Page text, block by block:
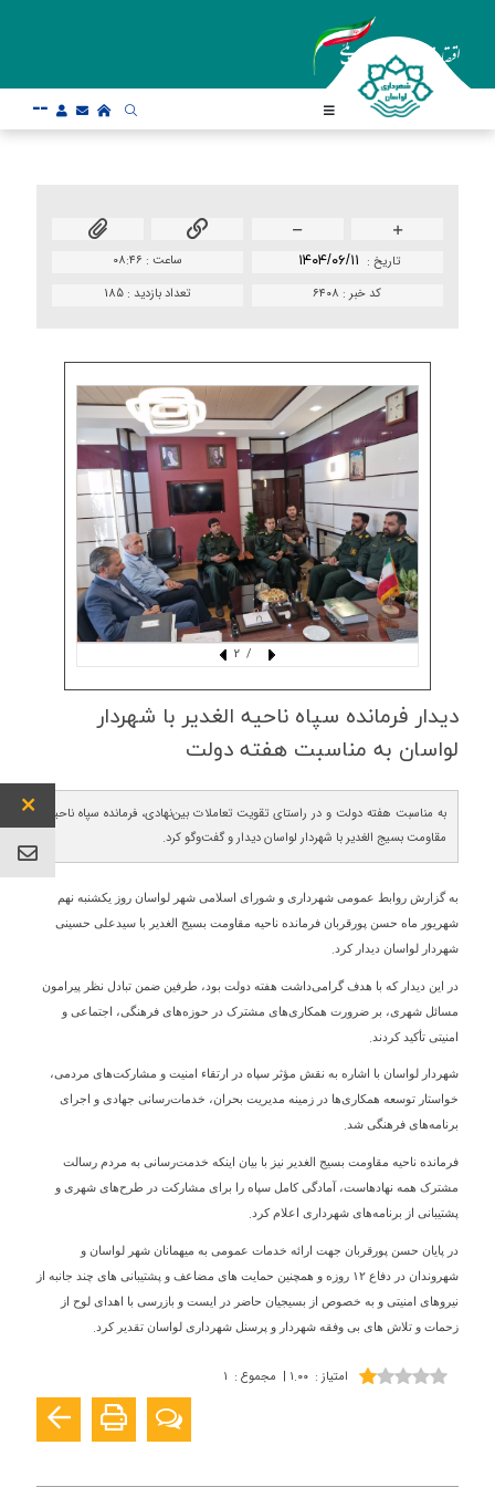
--
ساعت : ۰۸:۴۶ تاريخ : ۱۴۰۴/۰۶/۱۱
تعداد بازدید : 185 کد خبر : ۶۴۰۸
/ 2
دیدار فرمانده سپاه ناحیه الغدیر با شهردار
لواسان به مناسبت هفته دولت
به مناسبت هفته دولت و در راستای تقویت تعاملات بین‌نهادی، فرمانده سپاه ناحیه
مقاومت بسیج الغدیر با شهردار لواسان دیدار و گفت‌وگو کرد.
به گزارش روابط عمومی شهرداری و شورای اسلامی شهر لواسان روز یکشنبه نهم
شهریور ماه حسن پورقربان فرمانده ناحیه مقاومت بسیج الغدیر با سیدعلی حسینی
شهردار لواسان دیدار کرد .
در این دیدار که با هدف گرامی‌داشت هفته دولت بود، طرفین ضمن تبادل نظر پیرامون
مسائل شهری، بر ضرورت همکاری‌های مشترک در حوزه‌های فرهنگی، اجتماعی و
امنیتی تأکید کردند .
شهردار لواسان با اشاره به نقش مؤثر سپاه در ارتقاء امنیت و مشارکت‌های مردمی،
خواستار توسعه همکاری‌ها در زمینه مدیریت بحران، خدمات‌رسانی جهادی و اجرای
برنامه‌های فرهنگی شد .
فرمانده ناحیه مقاومت بسیج الغدیر نیز با بیان اینکه خدمت‌رسانی به مردم رسالت
مشترک همه نهادهاست، آمادگی کامل سپاه را برای مشارکت در طرح‌های شهری و
پشتیبانی از برنامه‌های شهرداری اعلام کرد .
در پایان حسن پورقربان جهت ارائه خدمات عمومی به میهمانان شهر لواسان و
شهروندان در دفاع ۱۲ روزه و همچنین حمایت های مضاعف و پشتیبانی های چند جانبه از
نیروهای امنیتی و به خصوص از بسیجیان حاضر در ایست و بازرسی با اهدای لوح از
زحمات و تلاش های بی وفقه شهردار و پرسنل شهرداری لواسان تقدیر کرد .
امتیاز : ۱.۰۰ | مجموع : ۱